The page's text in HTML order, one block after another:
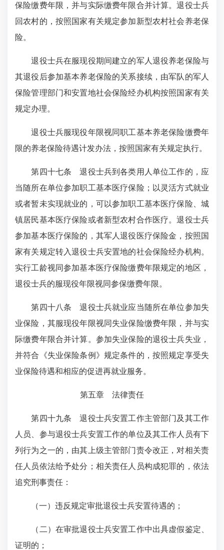
保险缴费年限，并与实际缴费年限合并计算。退役士兵
回农村的，按照国家有关规定参加新型农村社会养老保
险。
退役士兵在服现役期间建立的军人退役养老保险与
其退役后参加基本养老保险的关系接续，由军队的军人
保险管理部门和安置地社会保险经办机构按照国家有关
规定办理。
退役士兵服现役年限视同职工基本养老保险缴费年
限的养老保险待遇计发办法，按照国家有关规定执行。
第四十七条退役士兵到各类用人单位工作的，应
当随所在单位参加职工基本医疗保险；以灵活方式就业
或者暂未实现就业的，可以参加职工基本医疗保险、城
镇居民基本医疗保险或者新型农村合作医疗。退役士兵
参加基本医疗保险的，其军人退役医疗保险金，按照国
家有关规定转入退役士兵安置地的社会保险经办机构。
实行工龄视同参加基本医疗保险缴费年限规定的地区，
退役士兵的服现役年限视同参保缴费年限。
第四十八条退役士兵就业应当随所在单位参加失
业保险，其服现役年限视同失业保险缴费年限，并与实
际缴费年限合并计算。参加失业保险的退役士兵失业，
并符合《失业保险条例》规定条件的，按照规定享受失
业保险待遇和相应的促进再就业服务。
第五章 法律责任
第四十九条退役士兵安置工作主管部门及其工作
人员、参与退役士兵安置工作的单位及其工作人员有下
列行为之一的，由其上级主管部门责令改正，对相关责
任人员依法给予处分；相关责任人员构成犯罪的，依法
追究刑事责任：
（一）违反规定审批退役士兵安置待遇的；
（二）在审批退役士兵安置工作中出具虚假鉴定、
证明的；